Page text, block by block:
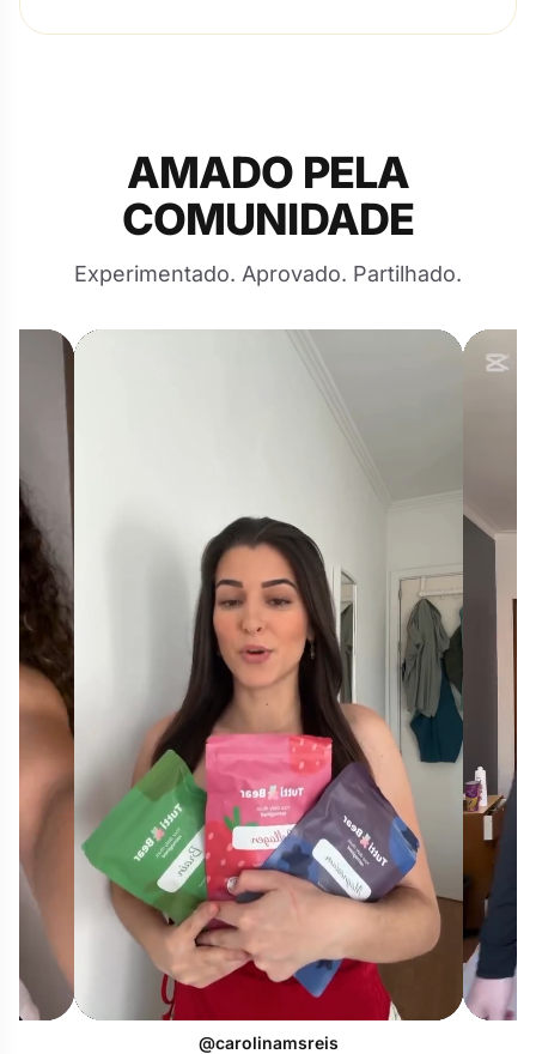
AMADO PELA
COMUNIDADE
Experimentado. Aprovado. Partilhado.
@carolinamsreis